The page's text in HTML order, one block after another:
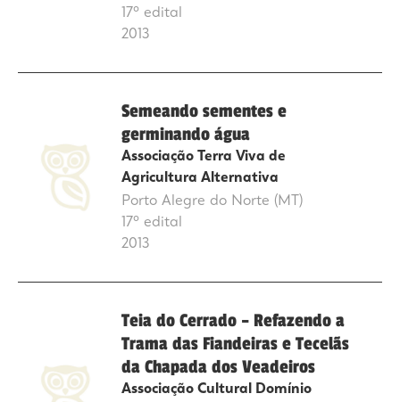
17º edital
2013
Semeando sementes e
germinando água
Associação Terra Viva de
Agricultura Alternativa
Porto Alegre do Norte (MT)
17º edital
2013
Teia do Cerrado – Refazendo a
Trama das Fiandeiras e Tecelãs
da Chapada dos Veadeiros
Associação Cultural Domínio